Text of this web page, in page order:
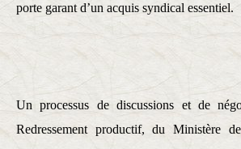
porte garant d’un acquis syndical essentiel.
Un processus de discussions et de
Redressement productif, du Ministère